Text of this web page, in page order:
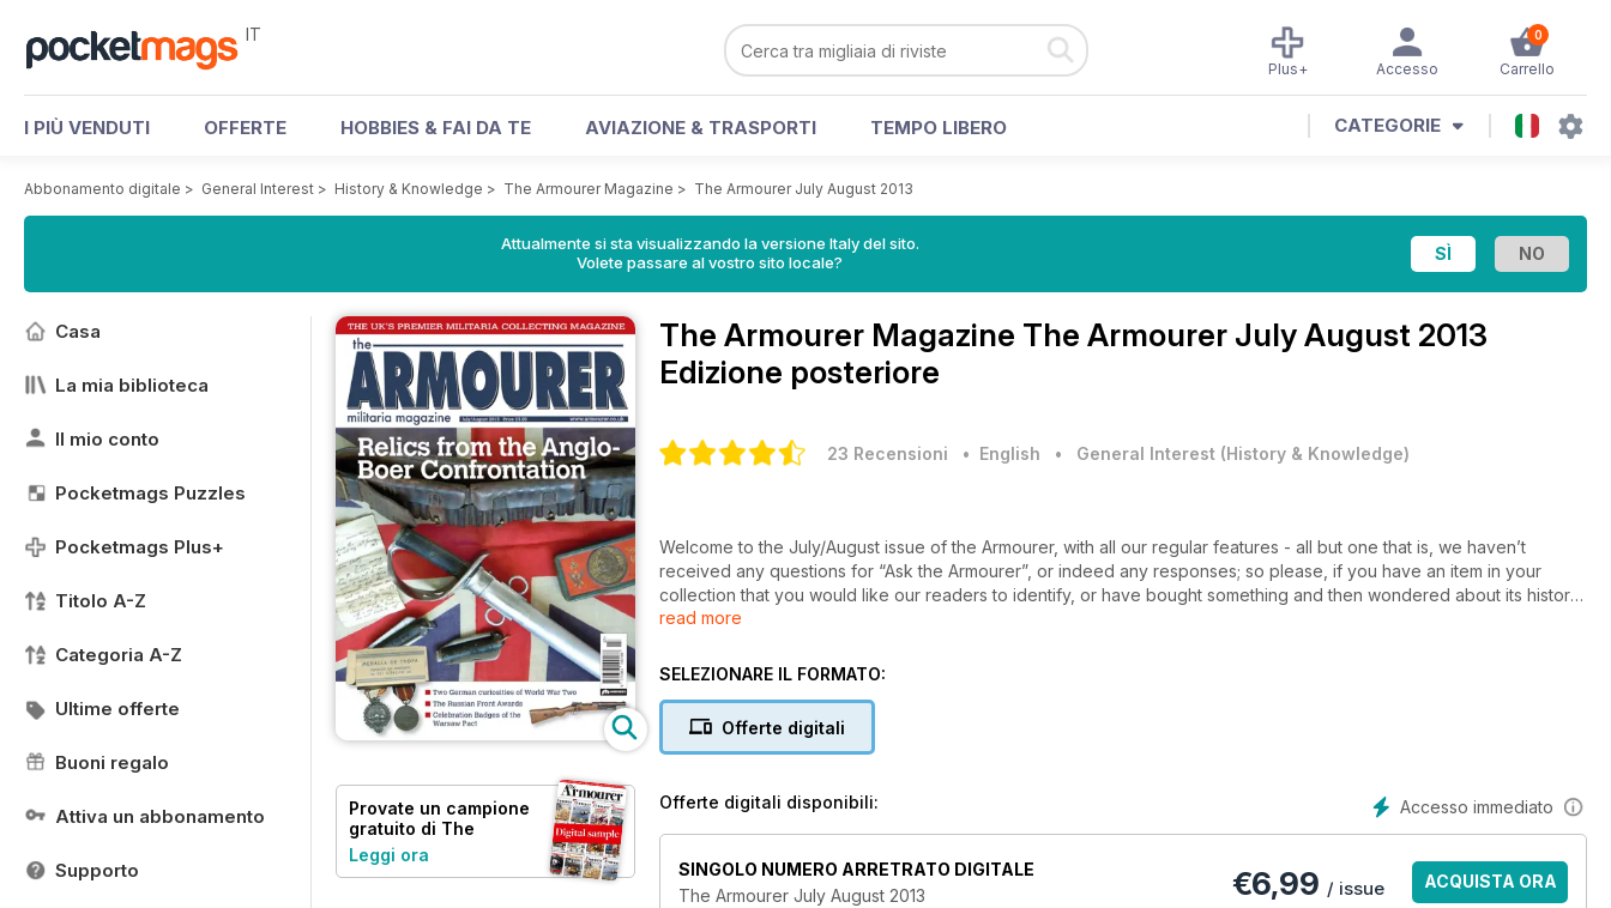
IT 0
Carrello
Accesso
Plus+
I PIÙ VENDUTI OFFERTE HOBBIES & FAI DA TE AVIAZIONE & TRASPORTI TEMPO LIBERO CATEGORIE
Abbonamento digitale > General Interest > History & Knowledge > The Armourer Magazine > The Armourer July August 2013
Attualmente si sta visualizzando la versione Italy del sito.
Volete passare al vostro sito locale?
Casa
La mia biblioteca
Il mio conto
Pocketmags Puzzles
Pocketmags Plus+
Titolo A-Z
Categoria A-Z
Ultime offerte
Buoni regalo
Attiva un abbonamento
Supporto
Provate un campione
gratuito di The
Armourer
Leggi ora
The Armourer Magazine The Armourer July August 2013
Edizione posteriore
23 Recensioni • English • General Interest (History & Knowledge)
Welcome to the July/August issue of the Armourer, with all our regular features - all but one that is, we haven’t
received any questions for “Ask the Armourer”, or indeed any responses; so please, if you have an item in your
collection that you would like our readers to identify, or have bought something and then wondered about its history,
why not send your pictures electronically (or by post) along with a brief question and we will seek the answers from
read more
SELEZIONARE IL FORMATO:
Offerte digitali
Accesso immediato
Offerte digitali disponibili:
SINGOLO NUMERO ARRETRATO DIGITALE
The Armourer July August 2013
€6,99 / issue ACQUISTA ORA